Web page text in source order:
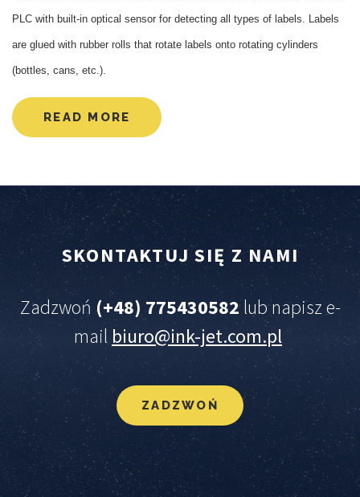
PLC with built-in optical sensor for detecting all types of labels. Labels
are glued with rubber rolls that rotate labels onto rotating cylinders
(bottles, cans, etc.).
READ MORE
SKONTAKTUJ SIĘ Z NAMI
Zadzwoń (+48) 775430582lub napisz e-
mail biuro@ink-jet.com.pl
ZADZWOŃ